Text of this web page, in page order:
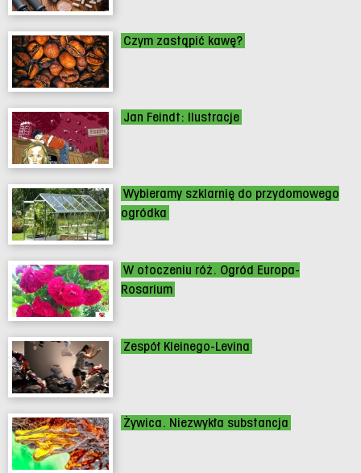
Czym zastąpić kawę?
Jan Feindt: Ilustracje
Wybieramy szklarnię do przydomowego
ogródka
W otoczeniu róż. Ogród Europa-
Rosarium
Zespół Kleinego-Levina
Żywica. Niezwykła substancja